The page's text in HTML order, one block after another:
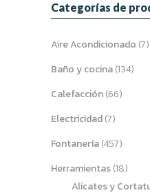
Categorías de
Aire Acondicionado (7)
Baño y cocina(134)
Calefacción(66)
Electricidad(7)
Fontanería(457)
Herramientas(18)
Alicates y